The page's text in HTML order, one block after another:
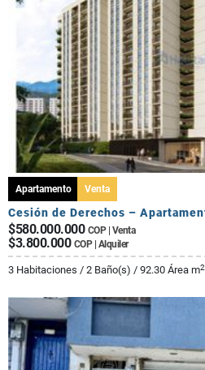
Apartamento Venta
$580.000.000 COP | Venta
$3.800.000 COP | Alquiler
3 Habitaciones / 2 Baño(s) / 92.30 Área m2